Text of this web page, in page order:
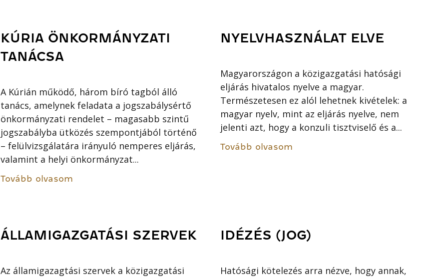
KÚRIA ÖNKORMÁNYZATI
TANÁCSA
A Kúrián működő, három bíró tagból álló
tanács, amelynek feladata a jogszabálysértő
önkormányzati rendelet – magasabb szintű
jogszabályba ütközés szempontjából történő
– felülvizsgálatára irányuló nemperes eljárás,
valamint a helyi önkormányzat...
Tovább olvasom
NYELVHASZNÁLAT ELVE
Magyarországon a közigazgatási hatósági
eljárás hivatalos nyelve a magyar.
Természetesen ez alól lehetnek kivételek: a
magyar nyelv, mint az eljárás nyelve, nem
jelenti azt, hogy a konzuli tisztviselő és a...
Tovább olvasom
ÁLLAMIGAZGATÁSI SZERVEK
Az államigazagtási szervek a közigazgatási
IDÉZÉS (JOG)
Hatósági kötelezés arra nézve, hogy annak,